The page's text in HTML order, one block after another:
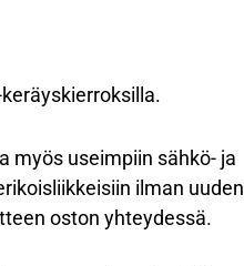
myös useimpiin sähkö- ja
ilman uuden
oston yhteydessä.